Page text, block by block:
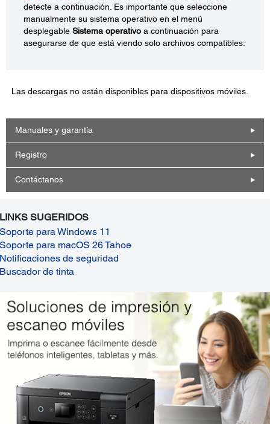
detecte a continuación. Es importante que seleccione
manualmente su sistema operativo en el menú
desplegable Sistema operativo a continuación para
asegurarse de que está viendo solo archivos compatibles.
Las descargas no están disponibles para dispositivos móviles.
Manuales y garantía
Registro
Contáctanos
LINKS SUGERIDOS
Soporte para Windows 11
Soporte para macOS 26 Tahoe
Notificaciones de seguridad
Buscador de tinta